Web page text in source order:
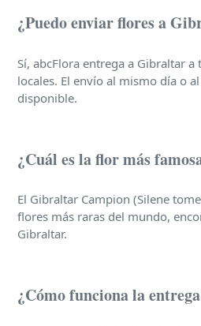
¿Puedo enviar flores a
Sí, abcFlora entrega a Gibraltar
locales. El envío al mismo día o
disponible.
¿Cuál es la flor más
El Gibraltar Campion (Silene
flores más raras del mundo,
Gibraltar.
¿Cómo funciona la